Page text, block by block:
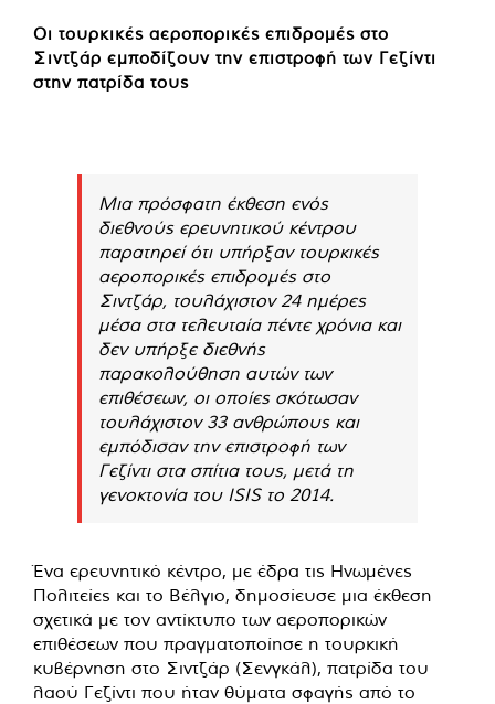
Οι τουρκικές αεροπορικές επιδρομές στο
Σιντζάρ εμποδίζουν την επιστροφή των Γεζίντι
στην πατρίδα τους
Μια πρόσφατη έκθεση ενός
διεθνούς ερευνητικού κέντρου
παρατηρεί ότι υπήρξαν τουρκικές
αεροπορικές επιδρομές στο
Σιντζάρ, τουλάχιστον 24 ημέρες
μέσα στα τελευταία πέντε χρόνια και
δεν υπήρξε διεθνής
παρακολούθηση αυτών των
επιθέσεων, οι οποίες σκότωσαν
τουλάχιστον 33 ανθρώπους και
εμπόδισαν την επιστροφή των
Γεζίντι στα σπίτια τους, μετά τη
γενοκτονία του ISIS το 2014.
Ένα ερευνητικό κέντρο, με έδρα τις Ηνωμένες
Πολιτείες και το Βέλγιο, δημοσίευσε μια έκθεση
σχετικά με τον αντίκτυπο των αεροπορικών
επιθέσεων που πραγματοποίησε η τουρκική
κυβέρνηση στο Σιντζάρ (Σενγκάλ), πατρίδα του
λαού Γεζίντι που ήταν θύματα σφαγής από το